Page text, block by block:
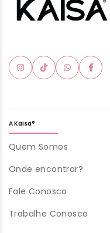
A Kaisa®
Quem Somos
Onde encontrar?
Fale Conosco
Trabalhe Conosco